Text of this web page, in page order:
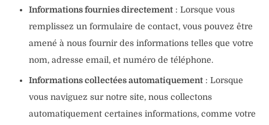
Informations fournies directement : Lorsque vous
remplissez un formulaire de contact, vous pouvez être
amené à nous fournir des informations telles que votre
nom, adresse email, et numéro de téléphone.
Informations collectées automatiquement : Lorsque
vous naviguez sur notre site, nous collectons
automatiquement certaines informations, comme votre